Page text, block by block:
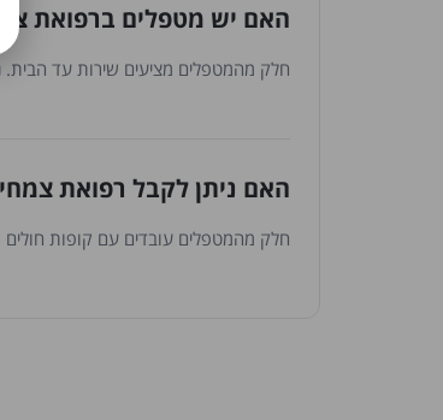
האם יש מטפלים ברפואת
חלק מהמטפלים מציעים שירות עד הבית.
האם ניתן לקבל רפואת
חלק מהמטפלים עובדים עם קופות חולים